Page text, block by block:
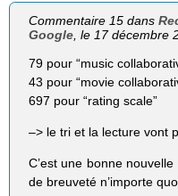
Commentaire 15 dans
Google , le 17 décembre
79 pour “music
43 pour “movie
697 pour “rating scale”
–> le tri et la lecture vont
C’est une bonne
de breuveté n’importe